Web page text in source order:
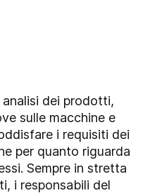
dei prodotti,
sulle macchine e
i requisiti dei
per quanto riguarda
Sempre in stretta
i responsabili del